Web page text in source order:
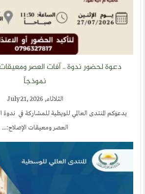
دعوة لحضور ندوة .. آفات العصر ومعيقات
نموذجاً
الثلاثاء, July 21, 2026
يدعوكم المنتدى العالمي للويطية للمشاركة في
العصر ومعيقات الإصلاح:...